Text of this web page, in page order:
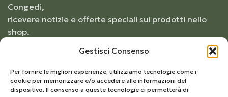
Gestisci Consenso
Per fornire le migliori esperienze, utilizziamo tecnologie come i
cookie per memorizzare e/o accedere alle informazioni del
dispositivo. Il consenso a queste tecnologie ci permetterà di
Congedi,
ricevere notizie e offerte speciali sui prodotti nello
shop.